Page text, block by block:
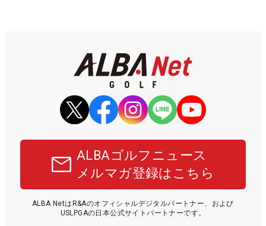
ALBAゴルフニュース
メルマガ登録はこちら
ALBA NetはR&Aのオフィシャルデジタルパートナー、および
USLPGAの日本公式サイトパートナーです。